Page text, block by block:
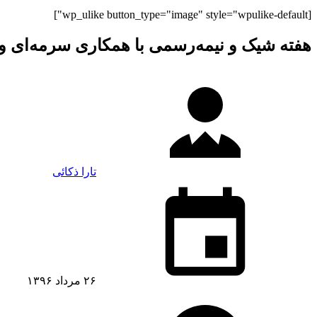
[wp_ulike button_type="image" style="wpulike-default"]
هفته شیک‌ و نیمه‌رسمی با همکاری سرمه‌ای
تارا ذکائی
۲۶ مرداد ۱۳۹۶